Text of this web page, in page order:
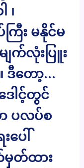
၊
ြီး မနိုင်မ
ျက်လုံးပြူး
ဒီတော့…
ေါင့်တွင်
ပလပ်စ
ေါ်
တ်ထား